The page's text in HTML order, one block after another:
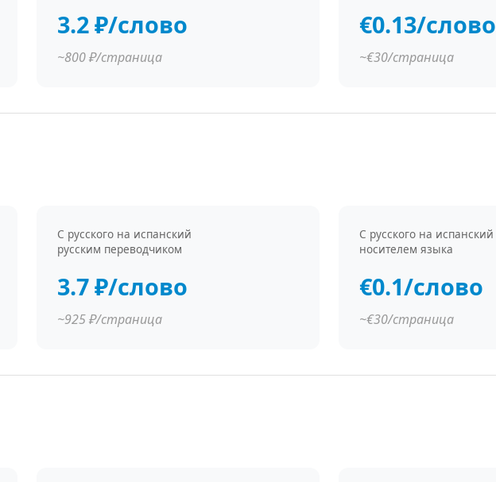
3.2 ₽/слово
~800 ₽/страница
€0.13/слово
~€30/страница
С русского на испанский
русским переводчиком
3.7 ₽/слово
~925 ₽/страница
С русского на испанский
носителем языка
€0.1/слово
~€30/страница